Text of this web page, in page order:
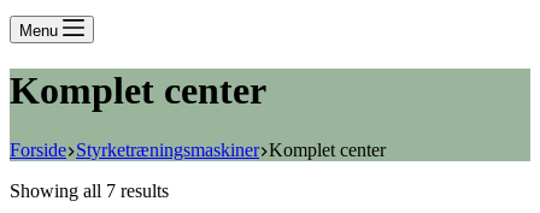
Menu
Komplet center
Forside Styrketræningsmaskiner Komplet center
Showing all 7 results